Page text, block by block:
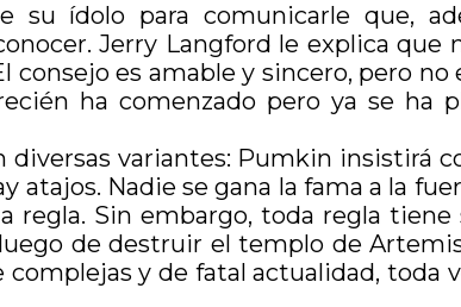
su ídolo para comunicarle que,
Jerry Langford le explica que
es amable y sincero, pero no
ha comenzado pero ya se ha
variantes: Pumkin insistirá
Nadie se gana la fama a la
Sin embargo, toda regla tiene
de destruir el templo de
y de fatal actualidad, toda